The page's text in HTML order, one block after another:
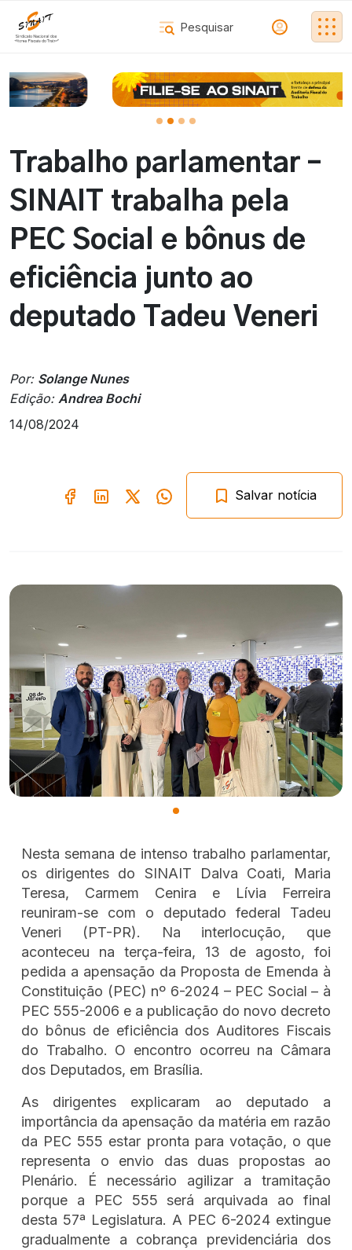
Trabalho parlamentar –
SINAIT trabalha pela
PEC Social e bônus de
eficiência junto ao
deputado Tadeu Veneri
Por: Solange Nunes
Edição: Andrea Bochi
14/08/2024
Salvar notícia
Nesta semana de intenso trabalho parlamentar,
os dirigentes do SINAIT Dalva Coati, Maria
Teresa, Carmem Cenira e Lívia Ferreira
reuniram-se com o deputado federal Tadeu
Veneri (PT-PR). Na interlocução, que
aconteceu na terça-feira, 13 de agosto, foi
pedida a apensação da Proposta de Emenda à
Constituição (PEC) nº 6-2024 – PEC Social – à
PEC 555-2006 e a publicação do novo decreto
do bônus de eficiência dos Auditores Fiscais
do Trabalho. O encontro ocorreu na Câmara
dos Deputados, em Brasília.
As dirigentes explicaram ao deputado a
importância da apensação da matéria em razão
da PEC 555 estar pronta para votação, o que
representa o envio das duas propostas ao
Plenário. É necessário agilizar a tramitação
porque a PEC 555 será arquivada ao final
desta 57ª Legislatura. A PEC 6-2024 extingue
gradualmente a cobrança previdenciária dos